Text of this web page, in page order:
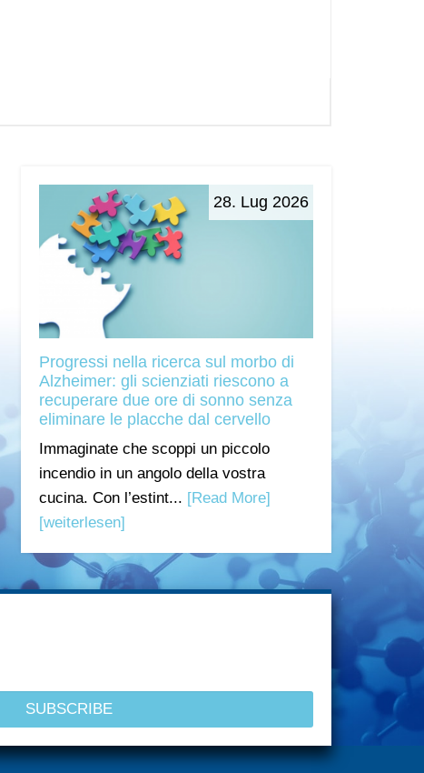
28. Lug 2026
Progressi nella ricerca sul morbo di
Alzheimer: gli scienziati riescono a
recuperare due ore di sonno senza
eliminare le placche dal cervello
Immaginate che scoppi un piccolo
incendio in un angolo della vostra
cucina. Con l’estint... [Read More]
[weiterlesen]